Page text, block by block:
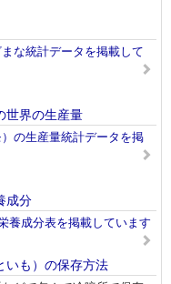
な統計データを掲載して
世界の生産量
の生産量統計データを掲
成分
養成分表を掲載しています
も）の保存方法